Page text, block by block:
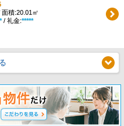
積:20.01㎡
/ 礼金:*****